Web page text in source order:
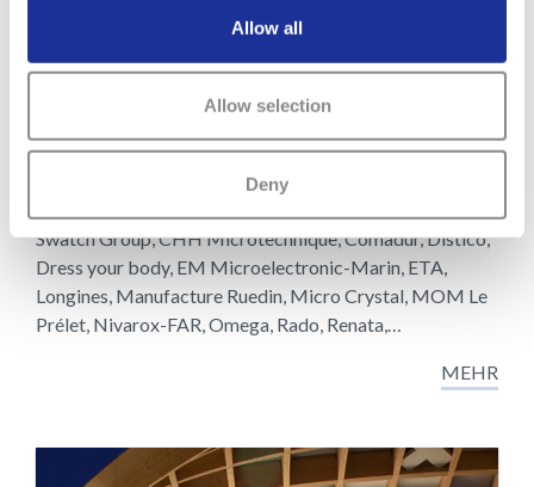
Allow all
Allow selection
Deny
ABSCHLUSS DER BERUFLICHEN
GRUNDBILDUNG
Wir gratulieren unseren Lernenden zur bestandenen
Lehrabschlussprüfung! Die Firmen und Marken der
Swatch Group, CHH Microtechnique, Comadur, Distico,
Dress your body, EM Microelectronic-Marin, ETA,
Longines, Manufacture Ruedin, Micro Crystal, MOM Le
Prélet, Nivarox-FAR, Omega, Rado, Renata,…
MEHR